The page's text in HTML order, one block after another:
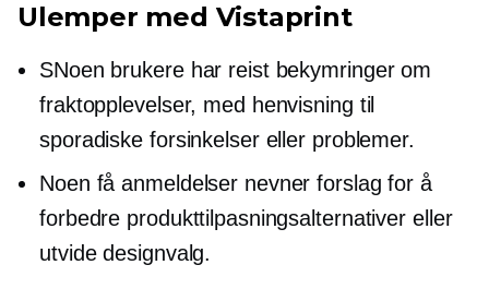
Ulemper med Vistaprint
SNoen brukere har reist bekymringer om
fraktopplevelser, med henvisning til
sporadiske forsinkelser eller problemer.
Noen få anmeldelser nevner forslag for å
forbedre produkttilpasningsalternativer eller
utvide designvalg.